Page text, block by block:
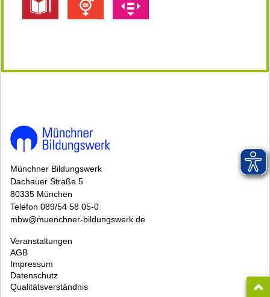
Münchner Bildungswerk
Dachauer Straße 5
80335 München
Telefon 089/54 58 05-0
mbw@muenchner-bildungswerk.de
Veranstaltungen
AGB
Impressum
Datenschutz
Qualitätsverständnis